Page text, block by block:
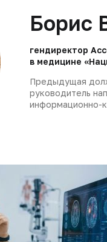
Борис
гендиректор
в медицине
Предыдущая
руководитель
информационно-